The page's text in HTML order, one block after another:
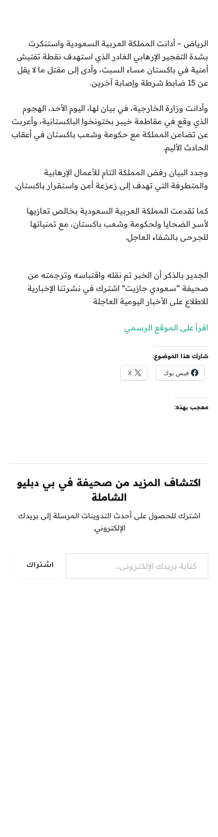
الرياض – أدانت المملكة العربية السعودية واستنكرت
بشدة التفجير الإرهابي الغادر الذي استهدف نقطة تفتيش
أمنية في باكستان مساء السبت، وأدى إلى مقتل ما لا يقل
عن 15 ضابط شرطة وإصابة آخرين.
وأدانت وزارة الخارجية، في بيان لها، اليوم الأحد، الهجوم
الذي وقع في مقاطعة خيبر بختونخوا الباكستانية، وأعربت
عن تضامن المملكة مع حكومة وشعب باكستان في أعقاب
الحادث الأليم.
وجدد البيان رفض المملكة التام للأعمال الإرهابية
والمتطرفة التي تهدف إلى زعزعة أمن واستقرار باكستان.
كما تقدمت المملكة العربية السعودية بخالص تعازيها
لأسر الضحايا ولحكومة وشعب باكستان، مع تمنياتها
للجرحى بالشفاء العاجل.
الجدير بالذكر أن الخبر تم نقله واقتباسه وترجمته من
صحيفة “سعودي جازيت” اشترك في نشرتنا الإخبارية
للاطلاع على الأخبار اليومية العاجلة
اقرأ على الموقع الرسمي
شارك هذا الموضوع:
فيس بوك X
معجب بهذه:
اكتشاف المزيد من صحيفة في بي دبليو
الشاملة
اشترك للحصول على أحدث التدوينات المرسلة إلى بريدك
الإلكتروني.
كتابة بريدك الإلكتروني...
اشتراك